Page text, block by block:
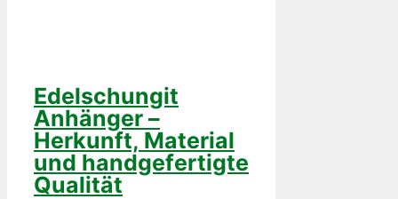
Edelschungit
Anhänger –
Herkunft, Material
und handgefertigte
Qualität